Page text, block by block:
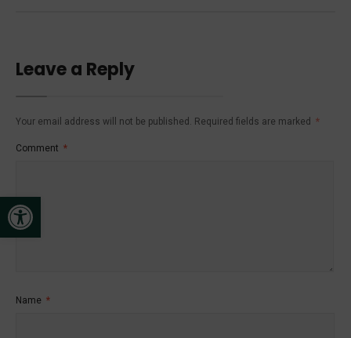
Open toolbar
Leave a Reply
Your email address will not be published. Required fields are marked *
Comment *
Name *